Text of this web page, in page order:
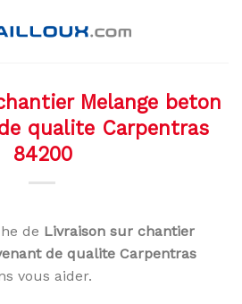
Melange beton
qualite Carpentras
84200
de Livraison sur chantier
de qualite Carpentras
vous aider.